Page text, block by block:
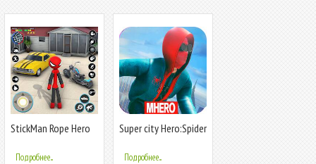
StickMan Rope Hero
Подробнее...
Super city Hero:Spider
Подробнее...